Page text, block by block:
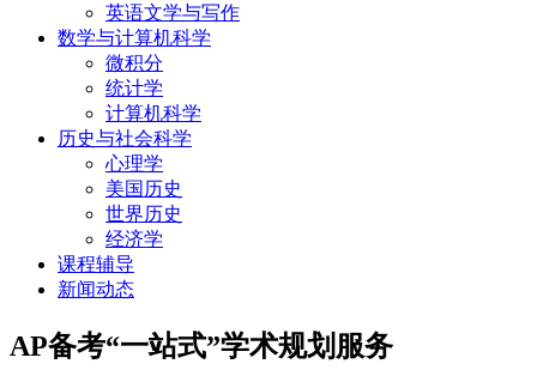
英语文学与写作
数学与计算机科学
微积分
统计学
计算机科学
历史与社会科学
心理学
美国历史
世界历史
经济学
课程辅导
新闻动态
AP备考“一站式”学术规划服务